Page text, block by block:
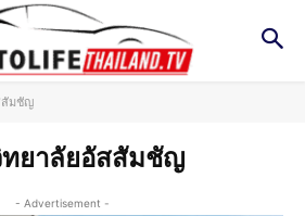
สัมชัญ
ยาลัยอัสสัมชัญ
- Advertisement -